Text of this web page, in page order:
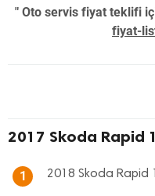
" Oto servis fiyat teklifi
fiyat-
2017 Skoda Rapid
1 2018 Skoda Rapid